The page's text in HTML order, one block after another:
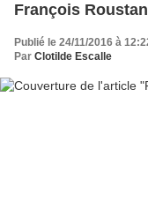
François
Publié le 24/11/2016 à
Par Clotilde Escalle